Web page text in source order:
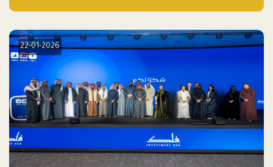
الذكاء الاصطناعي: خارطة الطريق للمستثمرين ورواد الأعمال في
22-01-2026